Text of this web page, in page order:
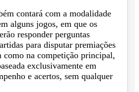
contará com a modalidade
alguns jogos, em que os
responder perguntas
para disputar premiações
como na competição principal,
exclusivamente em
e acertos, sem qualquer